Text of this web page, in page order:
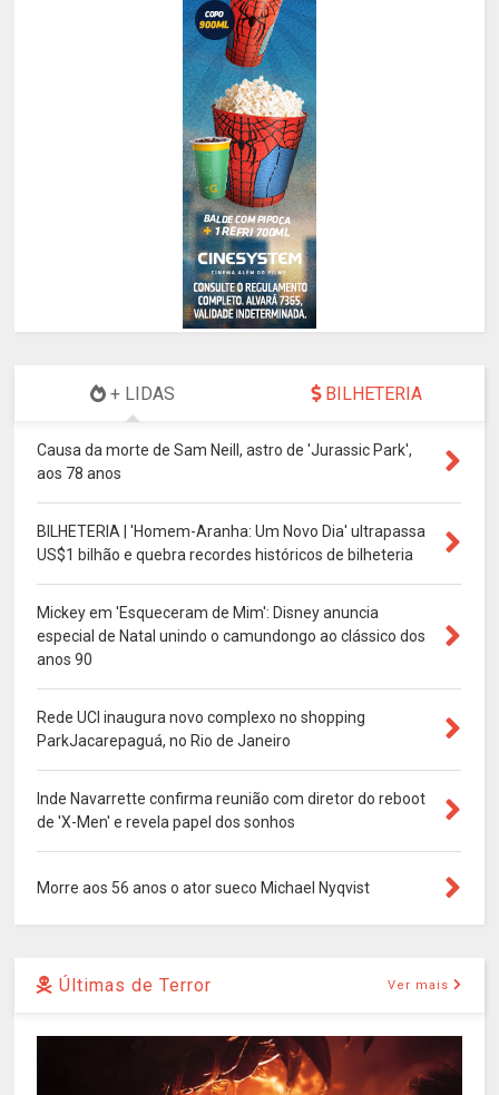
+ LIDAS BILHETERIA
Causa da morte de Sam Neill, astro de 'Jurassic Park',
aos 78 anos
BILHETERIA | 'Homem-Aranha: Um Novo Dia' ultrapassa
US$1 bilhão e quebra recordes históricos de bilheteria
Mickey em 'Esqueceram de Mim': Disney anuncia
especial de Natal unindo o camundongo ao clássico dos
anos 90
Rede UCI inaugura novo complexo no shopping
ParkJacarepaguá, no Rio de Janeiro
Inde Navarrette confirma reunião com diretor do reboot
de 'X-Men' e revela papel dos sonhos
Morre aos 56 anos o ator sueco Michael Nyqvist
Últimas de Terror Ver mais